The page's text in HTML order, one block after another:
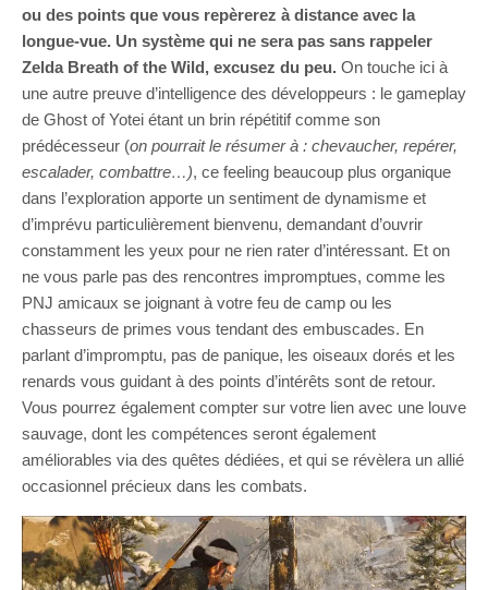
ou des points que vous repèrerez à distance avec la
longue-vue. Un système qui ne sera pas sans rappeler
Zelda Breath of the Wild, excusez du peu. On touche ici à
une autre preuve d’intelligence des développeurs : le gameplay
de Ghost of Yotei étant un brin répétitif comme son
prédécesseur (on pourrait le résumer à : chevaucher, repérer,
escalader, combattre…), ce feeling beaucoup plus organique
dans l’exploration apporte un sentiment de dynamisme et
d’imprévu particulièrement bienvenu, demandant d’ouvrir
constamment les yeux pour ne rien rater d’intéressant. Et on
ne vous parle pas des rencontres impromptues, comme les
PNJ amicaux se joignant à votre feu de camp ou les
chasseurs de primes vous tendant des embuscades. En
parlant d’impromptu, pas de panique, les oiseaux dorés et les
renards vous guidant à des points d’intérêts sont de retour.
Vous pourrez également compter sur votre lien avec une louve
sauvage, dont les compétences seront également
améliorables via des quêtes dédiées, et qui se révèlera un allié
occasionnel précieux dans les combats.